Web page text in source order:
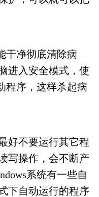
干净彻底清除病
进入安全模式，使
程序，这样杀起病
好不要运行其它程
写操作，会不断产
系统有一些自
下自动运行的程序